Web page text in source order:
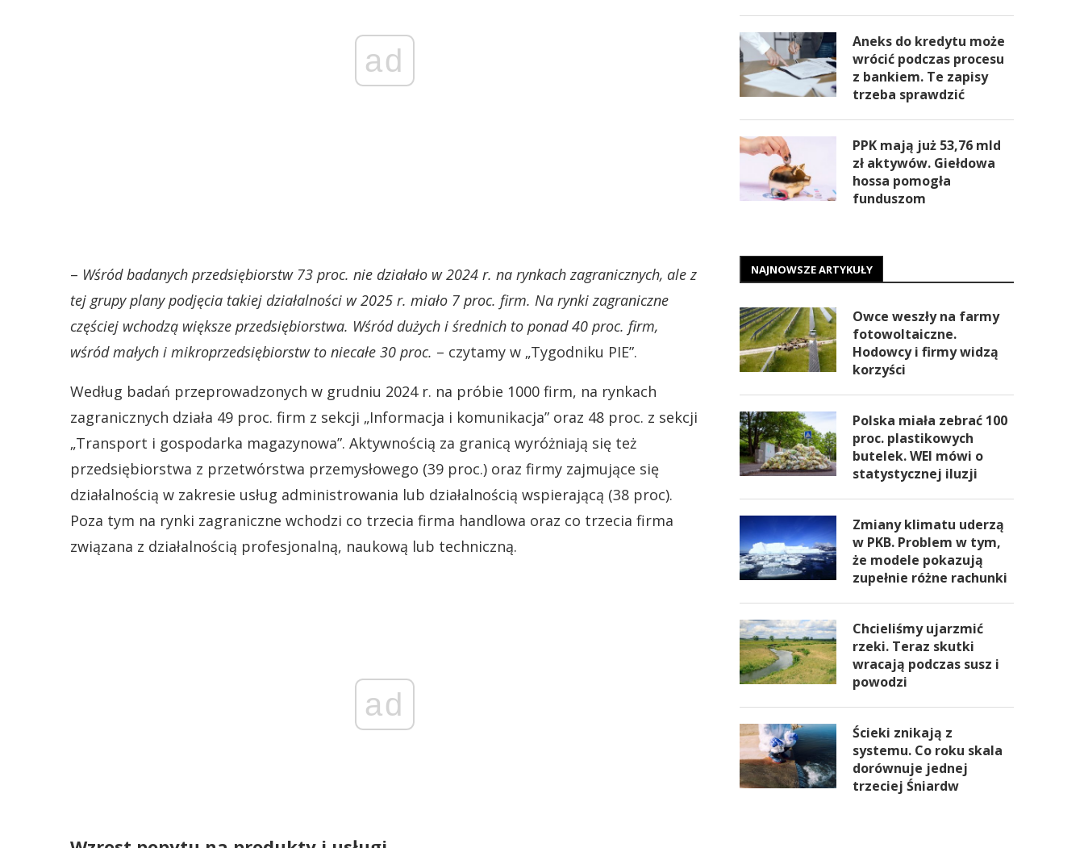
ad
– Wśród badanych przedsiębiorstw 73 proc. nie działało w 2024 r. na rynkach zagranicznych, ale z
tej grupy plany podjęcia takiej działalności w 2025 r. miało 7 proc. firm. Na rynki zagraniczne
częściej wchodzą większe przedsiębiorstwa. Wśród dużych i średnich to ponad 40 proc. firm,
wśród małych i mikroprzedsiębiorstw to niecałe 30 proc. – czytamy w „Tygodniku PIE”.
Według badań przeprowadzonych w grudniu 2024 r. na próbie 1000 firm, na rynkach
zagranicznych działa 49 proc. firm z sekcji „Informacja i komunikacja” oraz 48 proc. z sekcji
„Transport i gospodarka magazynowa”. Aktywnością za granicą wyróżniają się też
przedsiębiorstwa z przetwórstwa przemysłowego (39 proc.) oraz firmy zajmujące się
działalnością w zakresie usług administrowania lub działalnością wspierającą (38 proc).
Poza tym na rynki zagraniczne wchodzi co trzecia firma handlowa oraz co trzecia firma
związana z działalnością profesjonalną, naukową lub techniczną.
ad
Aneks do kredytu może
wrócić podczas procesu
z bankiem. Te zapisy
trzeba sprawdzić
PPK mają już 53,76 mld
zł aktywów. Giełdowa
hossa pomogła
funduszom
NAJNOWSZE ARTYKUŁY
Owce weszły na farmy
fotowoltaiczne.
Hodowcy i firmy widzą
korzyści
Polska miała zebrać 100
proc. plastikowych
butelek. WEI mówi o
statystycznej iluzji
Zmiany klimatu uderzą
w PKB. Problem w tym,
że modele pokazują
zupełnie różne rachunki
Chcieliśmy ujarzmić
rzeki. Teraz skutki
wracają podczas susz i
powodzi
Ścieki znikają z
systemu. Co roku skala
dorównuje jednej
trzeciej Śniardw